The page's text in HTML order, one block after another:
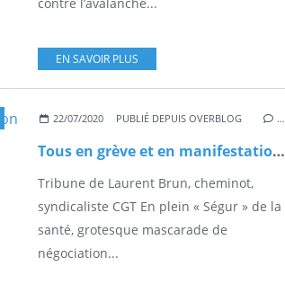
EN SAVOIR PLUS
,SOCIÉTÉ 22/07/2020 PUBLIÉ DEPUIS OVERBLOG …
Tous en grève et en manifestation le 17 septembre !
Tribune de Laurent Brun, cheminot,
syndicaliste CGT En plein « Ségur » de la
santé, grotesque mascarade de
négociation...